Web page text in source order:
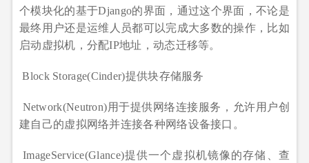
个模块化的基于Django的界面，通过这个界面，不论是
最终用户还是运维人员都可以完成大多数的操作，比如
启动虚拟机，分配IP地址，动态迁移等。
Block Storage(Cinder)提供块存储服务
Network(Neutron)用于提供网络连接服务，允许用户创
建自己的虚拟网络并连接各种网络设备接口。
ImageService(Glance)提供一个虚拟机镜像的存储、查